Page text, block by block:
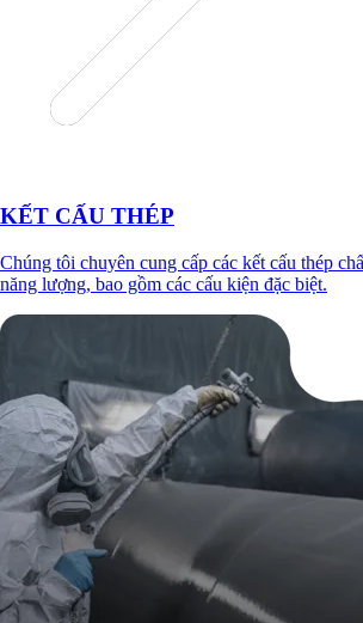
KẾT CẤU THÉP
Chúng tôi chuyên cung cấp các kết cấu thép
năng lượng, bao gồm các cấu kiện đặc biệt.